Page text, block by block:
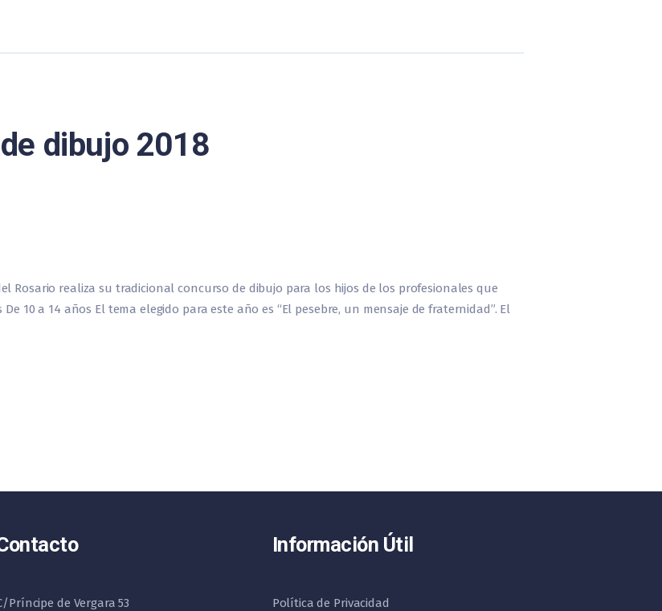
dibujo 2018
Rosario realiza su tradicional concurso de dibujo para los hijos de los profesionales que
10 a 14 años El tema elegido para este año es “El pesebre, un mensaje de fraternidad”. El
Príncipe de Vergara 53
Información Útil
Política de Privacidad